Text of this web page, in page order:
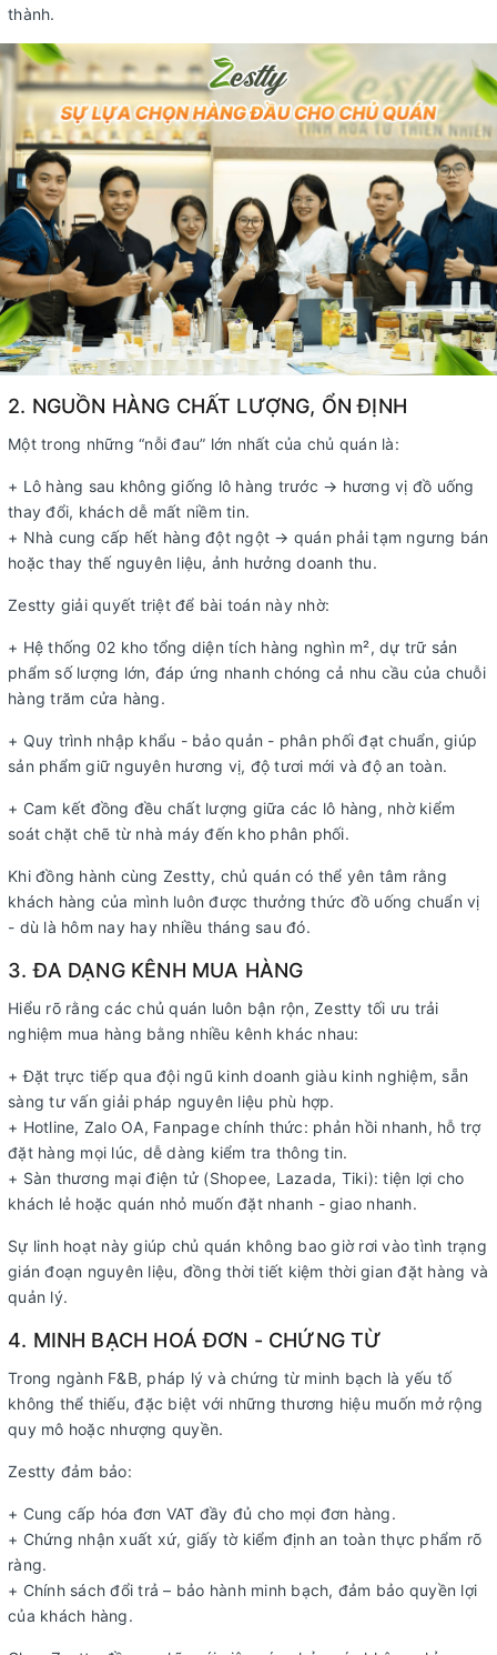
thành.
2. NGUỒN HÀNG CHẤT LƯỢNG, ỔN ĐỊNH
Một trong những “nỗi đau” lớn nhất của chủ quán là:
+ Lô hàng sau không giống lô hàng trước → hương vị đồ uống
thay đổi, khách dễ mất niềm tin.
+ Nhà cung cấp hết hàng đột ngột → quán phải tạm ngưng bán
hoặc thay thế nguyên liệu, ảnh hưởng doanh thu.
Zestty giải quyết triệt để bài toán này nhờ:
+ Hệ thống 02 kho tổng diện tích hàng nghìn m², dự trữ sản
phẩm số lượng lớn, đáp ứng nhanh chóng cả nhu cầu của chuỗi
hàng trăm cửa hàng.
+ Quy trình nhập khẩu - bảo quản - phân phối đạt chuẩn, giúp
sản phẩm giữ nguyên hương vị, độ tươi mới và độ an toàn.
+ Cam kết đồng đều chất lượng giữa các lô hàng, nhờ kiểm
soát chặt chẽ từ nhà máy đến kho phân phối.
Khi đồng hành cùng Zestty, chủ quán có thể yên tâm rằng
khách hàng của mình luôn được thưởng thức đồ uống chuẩn vị
- dù là hôm nay hay nhiều tháng sau đó.
3. ĐA DẠNG KÊNH MUA HÀNG
Hiểu rõ rằng các chủ quán luôn bận rộn, Zestty tối ưu trải
nghiệm mua hàng bằng nhiều kênh khác nhau:
+ Đặt trực tiếp qua đội ngũ kinh doanh giàu kinh nghiệm, sẵn
sàng tư vấn giải pháp nguyên liệu phù hợp.
+ Hotline, Zalo OA, Fanpage chính thức: phản hồi nhanh, hỗ trợ
đặt hàng mọi lúc, dễ dàng kiểm tra thông tin.
+ Sàn thương mại điện tử (Shopee, Lazada, Tiki): tiện lợi cho
khách lẻ hoặc quán nhỏ muốn đặt nhanh - giao nhanh.
Sự linh hoạt này giúp chủ quán không bao giờ rơi vào tình trạng
gián đoạn nguyên liệu, đồng thời tiết kiệm thời gian đặt hàng và
quản lý.
4. MINH BẠCH HOÁ ĐƠN - CHỨNG TỪ
Trong ngành F&B, pháp lý và chứng từ minh bạch là yếu tố
không thể thiếu, đặc biệt với những thương hiệu muốn mở rộng
quy mô hoặc nhượng quyền.
Zestty đảm bảo:
+ Cung cấp hóa đơn VAT đầy đủ cho mọi đơn hàng.
+ Chứng nhận xuất xứ, giấy tờ kiểm định an toàn thực phẩm rõ
ràng.
+ Chính sách đổi trả – bảo hành minh bạch, đảm bảo quyền lợi
của khách hàng.